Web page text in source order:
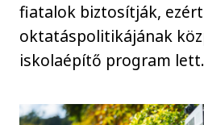
fiatalok biztosítják, ezért
oktatáspolitikájának
iskolaépítő program lett.